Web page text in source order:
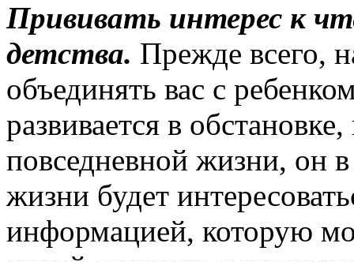
Прививать интерес к
детства. Прежде всего,
объединять вас с
развивается в
повседневной жизни, он
жизни будет
информацией, которую